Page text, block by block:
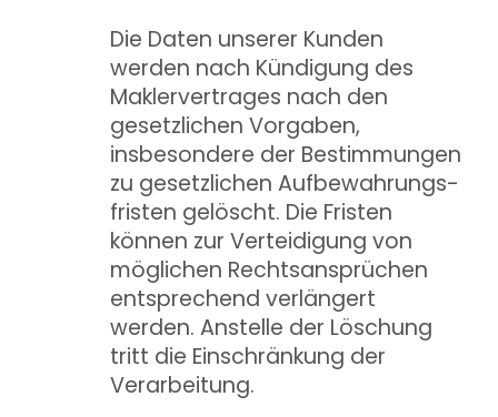
Die Daten unserer Kunden
werden nach Kündigung des
Maklervertrages nach den
gesetzlichen Vorgaben,
insbesondere der Bestimmungen
zu gesetzlichen Aufbewahrungs­
fristen gelöscht. Die Fristen
können zur Verteidigung von
möglichen Rechtsansprüchen
entsprechend verlängert
werden. Anstelle der Löschung
tritt die Einschränkung der
Verarbeitung.